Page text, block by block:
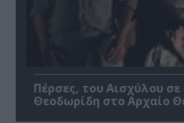
Πέρσες, του Αισχύλου
Θεοδωρίδη στο Αρχαίο